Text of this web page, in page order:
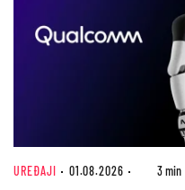
UREĐAJI 01.08.2026 3 min